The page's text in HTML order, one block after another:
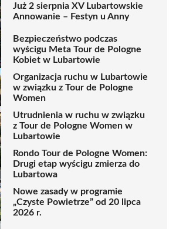
Już 2 sierpnia XV Lubartowskie
Annowanie – Festyn u Anny
Bezpieczeństwo podczas
wyścigu Meta Tour de Pologne
Kobiet w Lubartowie
Organizacja ruchu w Lubartowie
w związku z Tour de Pologne
Women
Utrudnienia w ruchu w związku
z Tour de Pologne Women w
Lubartowie
Rondo Tour de Pologne Women:
Drugi etap wyścigu zmierza do
Lubartowa
Nowe zasady w programie
„Czyste Powietrze” od 20 lipca
2026 r.